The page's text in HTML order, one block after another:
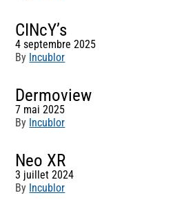
CINcY’s
4 septembre 2025
By Incublor
Dermoview
7 mai 2025
By Incublor
Neo XR
3 juillet 2024
By Incublor